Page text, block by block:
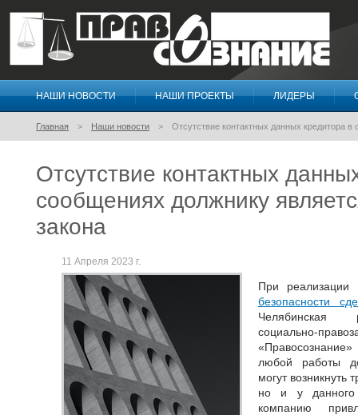
Правосознание
НАШИ НОВОСТИ НАШИ ПРОЕКТЫ ЛИДЕРЫ
Главная Наши новости Отсутствие контактных данных кредитора
Отсутствие контактных
сообщениях должнику
закона
11 Апреля 2023 г.
При реализации
безопасности
Челябинская
социально-
любой работы
могут возникнуть
но и у
компанию